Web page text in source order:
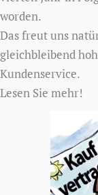
worden.
Das freut uns
gleichbleibend
Kundenservice.
Lesen Sie mehr!